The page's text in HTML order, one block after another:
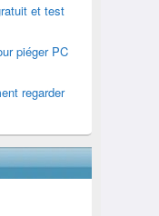
et test
piéger PC
regarder